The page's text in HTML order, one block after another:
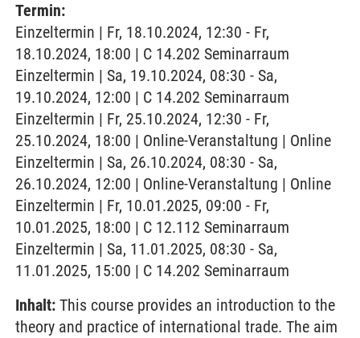
Termin:
Einzeltermin | Fr, 18.10.2024, 12:30 - Fr,
18.10.2024, 18:00 | C 14.202 Seminarraum
Einzeltermin | Sa, 19.10.2024, 08:30 - Sa,
19.10.2024, 12:00 | C 14.202 Seminarraum
Einzeltermin | Fr, 25.10.2024, 12:30 - Fr,
25.10.2024, 18:00 | Online-Veranstaltung | Online
Einzeltermin | Sa, 26.10.2024, 08:30 - Sa,
26.10.2024, 12:00 | Online-Veranstaltung | Online
Einzeltermin | Fr, 10.01.2025, 09:00 - Fr,
10.01.2025, 18:00 | C 12.112 Seminarraum
Einzeltermin | Sa, 11.01.2025, 08:30 - Sa,
11.01.2025, 15:00 | C 14.202 Seminarraum
Inhalt: This course provides an introduction to the
theory and practice of international trade. The aim